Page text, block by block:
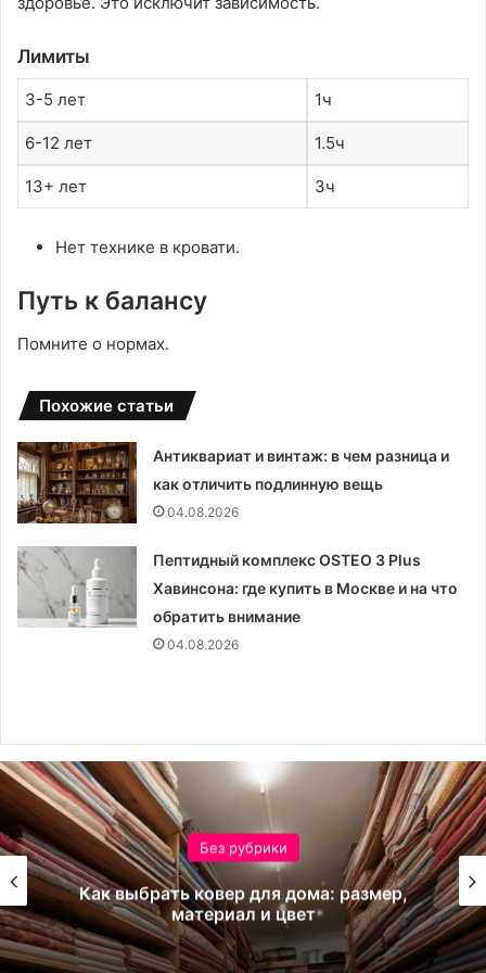
Лимиты
3-5 лет 1ч
6-12 лет 1.5ч
13+ лет 3ч
Нет технике в кровати.
Путь к балансу
Помните о нормах.
Похожие статьи
Антиквариат и винтаж: в чем разница и
как отличить подлинную вещь
04.08.2026
Пептидный комплекс OSTEO 3 Plus
Хавинсона: где купить в Москве и на что
обратить внимание
04.08.2026
Без рубрики
Как выбрать ковер для дома: размер,
материал и цвет